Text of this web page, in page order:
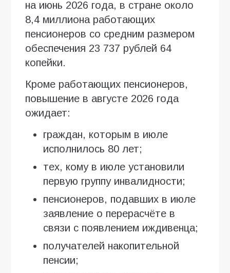
на июнь 2026 года, в стране около
8,4 миллиона работающих
пенсионеров со средним размером
обеспечения 23 737 рублей 64
копейки.
Кроме работающих пенсионеров,
повышение в августе 2026 года
ожидает:
граждан, которым в июле
исполнилось 80 лет;
тех, кому в июле установили
первую группу инвалидности;
пенсионеров, подавших в июле
заявление о перерасчёте в
связи с появлением иждивенца;
получателей накопительной
пенсии;